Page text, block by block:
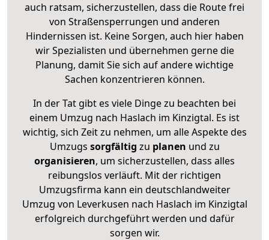
auch ratsam, sicherzustellen, dass die Route frei
von Straßensperrungen und anderen
Hindernissen ist. Keine Sorgen, auch hier haben
wir Spezialisten und übernehmen gerne die
Planung, damit Sie sich auf andere wichtige
Sachen konzentrieren können.
In der Tat gibt es viele Dinge zu beachten bei
einem Umzug nach Haslach im Kinzigtal. Es ist
wichtig, sich Zeit zu nehmen, um alle Aspekte des
Umzugs sorgfältig zu planen und zu
organisieren, um sicherzustellen, dass alles
reibungslos verläuft. Mit der richtigen
Umzugsfirma kann ein deutschlandweiter
Umzug von Leverkusen nach Haslach im Kinzigtal
erfolgreich durchgeführt werden und dafür
sorgen wir.